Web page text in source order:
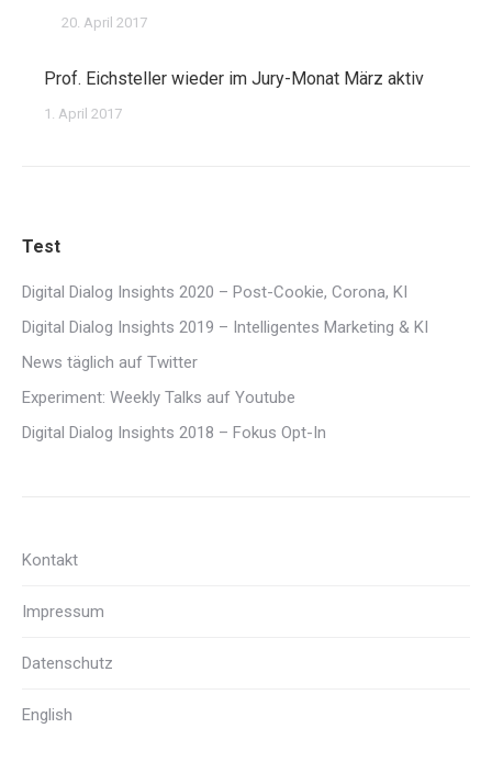
20. April 2017
Prof. Eichsteller wieder im Jury-Monat März aktiv
1. April 2017
Test
Digital Dialog Insights 2020 – Post-Cookie, Corona, KI
Digital Dialog Insights 2019 – Intelligentes Marketing & KI
News täglich auf Twitter
Experiment: Weekly Talks auf Youtube
Digital Dialog Insights 2018 – Fokus Opt-In
Kontakt
Impressum
Datenschutz
English